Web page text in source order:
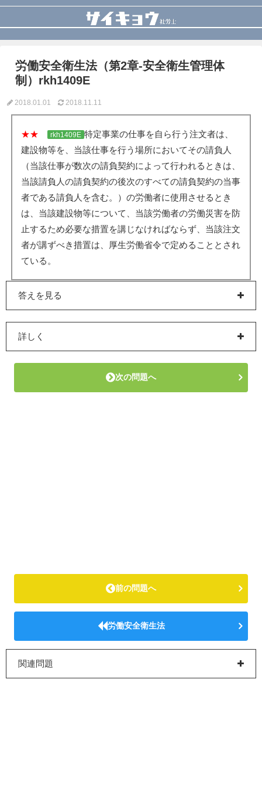
労働安全衛生法（第2章-安全衛生管理体
制）rkh1409E
2018.01.01 2018.11.11
★★ rkh1409E 特定事業の仕事を自ら行う注文者は、
建設物等を、当該仕事を行う場所においてその請負人
（当該仕事が数次の請負契約によって行われるときは、
当該請負人の請負契約の後次のすべての請負契約の当事
者である請負人を含む。）の労働者に使用させるとき
は、当該建設物等について、当該労働者の労働災害を防
止するため必要な措置を講じなければならず、当該注文
者が講ずべき措置は、厚生労働省令で定めることとされ
ている。
答えを見る
詳しく
次の問題へ
前の問題へ
労働安全衛生法
関連問題